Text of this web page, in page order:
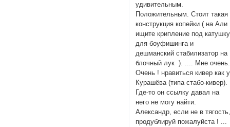
удивительным.
Положительным. Стоит такая
конструкция копейки ( на Али
ищите крипление под катушку
для боуфишинга и
дешманский стабилизатор на
блочный лук ). .... Мне очень.
Очень ! нравиться кивер как у
Курашёва (типа стабо-кивер).
Где-то он ссылку давал на
него не могу найти.
Александр, если не в
продублируй пожалуйста ! ...